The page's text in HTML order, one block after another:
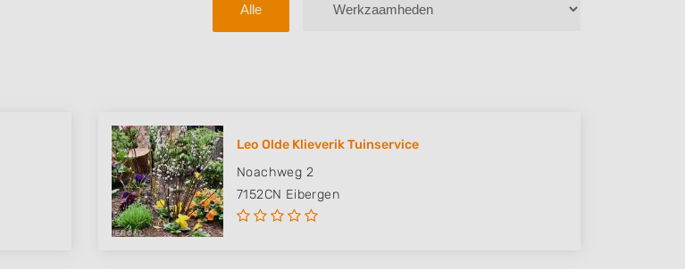
Alle
Leo Olde Klieverik Tuinservice
Noachweg 2
7152CN Eibergen